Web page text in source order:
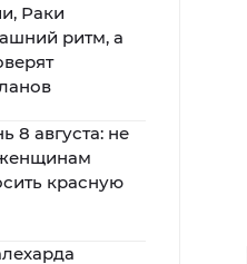
Раки
ритм, а
8 августа: не
красную